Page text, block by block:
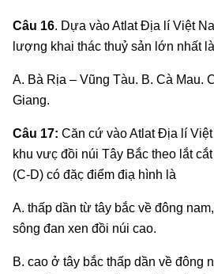
Câu 16. Dựa vào Atlat Địa lí Việt
lượng khai thác thuỷ sản lớn nhất là
A. Bà Rịa – Vũng Tàu. B. Cà Mau.
Giang.
Câu 17: Căn cứ vào Atlat Địa lí
khu vưc̣ đồi núi Tây Bắc theo lắt
(C-D) có đăc̣ điểm điạ hình là
A. thấp dần từ tây bắc về đông
sông đan xen đồi núi cao.
B. cao ở tây bắc thấp dần về đông